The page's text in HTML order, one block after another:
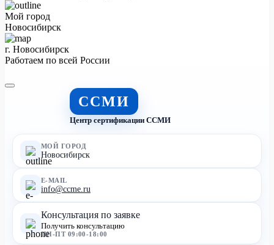
Мой город
Новосибирск
г. Новосибирск
Работаем по всей России
ССМИ
Центр сертификации ССМИ
МОЙ ГОРОД
Новосибирск
E-MAIL
info@ccme.ru
Консультация по заявке
Получить консультацию
ПН-ПТ 09:00-18:00